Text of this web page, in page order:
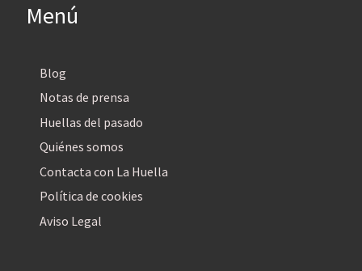
Menú
Blog
Notas de prensa
Huellas del pasado
Quiénes somos
Contacta con La Huella
Política de cookies
Aviso Legal